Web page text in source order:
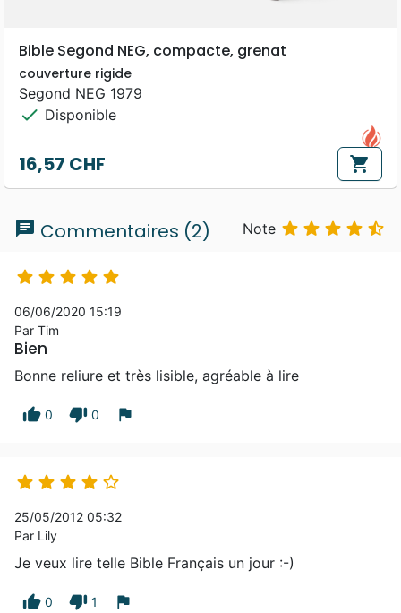
Bible Segond NEG, compacte, grenat
couverture rigide
Segond NEG 1979
check Disponible
Prix
16,57 CHF shopping_cart
chat Commentaires (2) Note     
    
06/06/2020 15:19
Par Tim
Bien
Bonne reliure et très lisible, agréable à lire
thumb_up 0 thumb_down 0 flag
    
25/05/2012 05:32
Par Lily
Je veux lire telle Bible Français un jour :-)
thumb_up 0 thumb_down 1 flag